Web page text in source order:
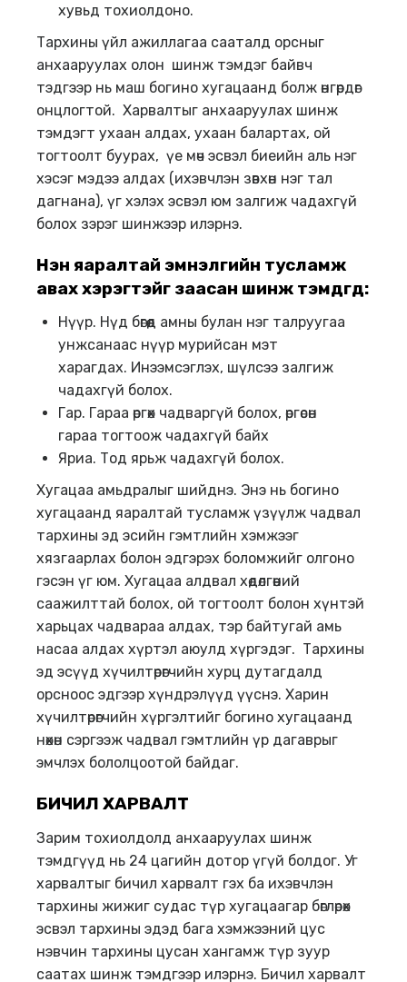
хувьд тохиолдоно.
Тархины үйл ажиллагаа сааталд орсныг
анхааруулах олон шинж тэмдэг байвч
тэдгээр нь маш богино хугацаанд болж өнгөрдөг
онцлогтой. Харвалтыг анхааруулах шинж
тэмдэгт ухаан алдах, ухаан балартах, ой
тогтоолт буурах, үе мөч эсвэл биеийн аль нэг
хэсэг мэдээ алдах (ихэвчлэн зөвхөн нэг тал
дагнана), үг хэлэх эсвэл юм залгиж чадахгүй
болох зэрэг шинжээр илэрнэ.
Нэн яаралтай эмнэлгийн тусламж
авах хэрэгтэйг заасан шинж тэмдгүүд:
Нүүр. Нүд бөгөөд амны булан нэг талруугаа
унжсанаас нүүр мурийсан мэт
харагдах. Инээмсэглэх, шүлсээ залгиж
чадахгүй болох.
Гар. Гараа өргөх чадваргүй болох, өргөсөн
гараа тогтоож чадахгүй байх
Яриа. Тод ярьж чадахгүй болох.
Хугацаа амьдралыг шийднэ. Энэ нь богино
хугацаанд яаралтай тусламж үзүүлж чадвал
тархины эд эсийн гэмтлийн хэмжээг
хязгаарлах болон эдгэрэх боломжийг олгоно
гэсэн үг юм. Хугацаа алдвал хөдөлгөөний
саажилттай болох, ой тогтоолт болон хүнтэй
харьцах чадвараа алдах, тэр байтугай амь
насаа алдах хүртэл аюулд хүргэдэг. Тархины
эд эсүүд хүчилтөрөгчийн хурц дутагдалд
орсноос эдгээр хүндрэлүүд үүснэ. Харин
хүчилтөрөгчийн хүргэлтийг богино хугацаанд
нөхөн сэргээж чадвал гэмтлийн үр дагаврыг
эмчлэх бололцоотой байдаг.
БИЧИЛ ХАРВАЛТ
Зарим тохиолдолд анхааруулах шинж
тэмдгүүд нь 24 цагийн дотор үгүй болдог. Уг
харвалтыг бичил харвалт гэх ба ихэвчлэн
тархины жижиг судас түр хугацаагар бөглөрөх
эсвэл тархины эдэд бага хэмжээний цус
нэвчин тархины цусан хангамж түр зуур
саатах шинж тэмдгээр илэрнэ. Бичил харвалт